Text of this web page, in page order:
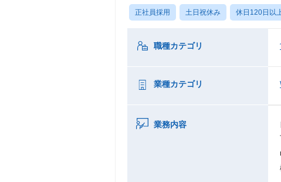
正社員採用 土日祝休み 休日120日以
職種カテゴリ
業種カテゴリ
業務内容